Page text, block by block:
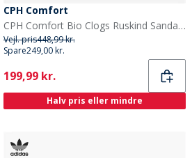
CPH Comfort
CPH Comfort Bio Clogs Ruskind Sandaler Dark Brown
Vejl. pris448,99 kr.
Spare249,00 kr.
Current
199,99 kr.
Halv pris eller mindre